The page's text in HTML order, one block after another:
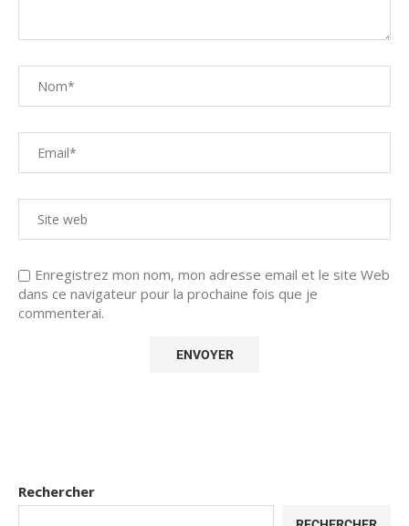
Enregistrez mon nom, mon adresse email et le site Web
dans ce navigateur pour la prochaine fois que je
commenterai.
Rechercher